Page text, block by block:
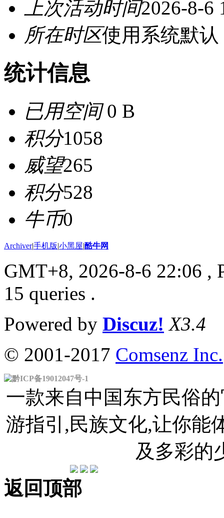
上次活动时间2026-8-6
所在时区使用系统默认
统计信息
已用空间0 B
积分1058
威望265
积分528
牛币0
Archiver|手机版|小黑屋|酷牛网
GMT+8, 2026-8-6 22:06 ,
15 queries .
Powered by Discuz! X3.4
© 2001-2017 Comsenz Inc.
黔ICP备19012047号-1
一款来自中国东方民俗
游指引,民族文化,让你能
及多彩的
返回顶部